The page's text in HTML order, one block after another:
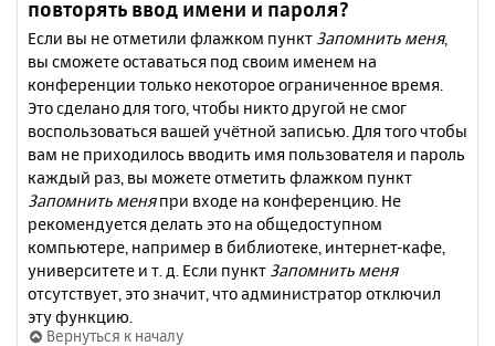
повторять ввод имени и пароля?
Если вы не отметили флажком пункт Запомнить меня,
вы сможете оставаться под своим именем на
конференции только некоторое ограниченное время.
Это сделано для того, чтобы никто другой не смог
воспользоваться вашей учётной записью. Для того чтобы
вам не приходилось вводить имя пользователя и пароль
каждый раз, вы можете отметить флажком пункт
Запомнить меняпри входе на конференцию. Не
рекомендуется делать это на общедоступном
компьютере, например в библиотеке, интернет-кафе,
университете и т. д. Если пункт Запомнить меня
отсутствует, это значит, что администратор отключил
эту функцию.
Вернуться к началу